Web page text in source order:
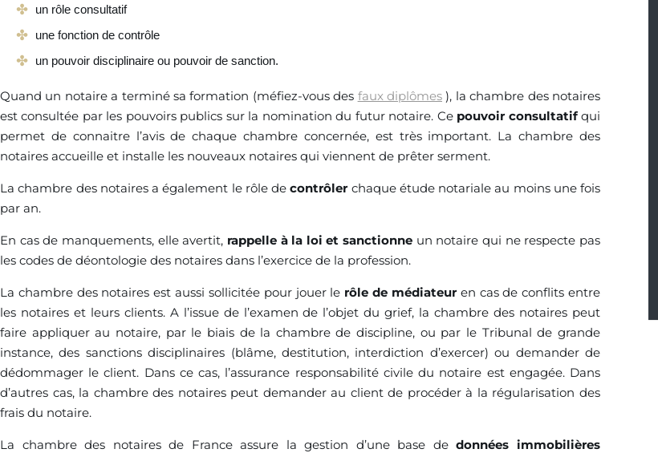
un rôle consultatif
une fonction de contrôle
un pouvoir disciplinaire ou pouvoir de sanction.
Quand un notaire a terminé sa formation (méfiez-vous des faux diplômes ), la chambre des notaires
est consultée par les pouvoirs publics sur la nomination du futur notaire. Ce pouvoir consultatifqui
permet de connaitre l’avis de chaque chambre concernée, est très important. La chambre des
notaires accueille et installe les nouveaux notaires qui viennent de prêter serment.
La chambre des notaires a également le rôle decontrôler chaque étude notariale au moins une fois
par an.
En cas de manquements, elle avertit, rappelle à la loi et sanctionne un notaire qui ne respecte pas
les codes de déontologie des notaires dans l’exercice de la profession.
La chambre des notaires est aussi sollicitée pour jouer le rôle de médiateuren cas de conflits entre
les notaires et leurs clients. A l’issue de l’examen de l’objet du grief, la chambre des notaires peut
faire appliquer au notaire, par le biais de la chambre de discipline, ou par le Tribunal de grande
instance, des sanctions disciplinaires (blâme, destitution, interdiction d’exercer) ou demander de
dédommager le client. Dans ce cas, l’assurance responsabilité civile du notaire est engagée. Dans
d’autres cas, la chambre des notaires peut demander au client de procéder à la régularisation des
frais du notaire.
La chambre des notaires de France assure la gestion d’une base dedonnées immobilières